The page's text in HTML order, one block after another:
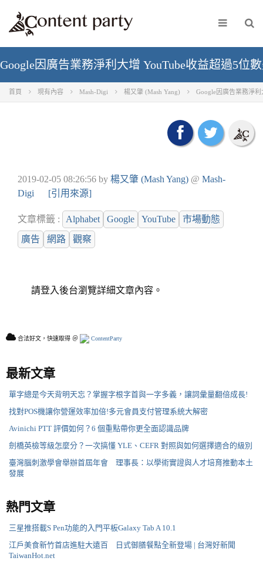
Google因廣告業務淨利大增 YouTube收益超過5位
首頁 現有內容 Mash-Digi 楊又肇 (Mash Yang) Google因廣告業務淨
2019-02-05 08:26:56 by 楊又肇 (Mash Yang) @ Mash-
Digi
[引用來源]
文章標籤 : Alphabet Google YouTube
市場動態
廣告
網路 觀察
請登入後台瀏覽詳細文章內容。
合法好文，快速取得 ＠ ContentParty
最新文章
單字總是今天背明天忘？掌握字根字首與一字多義，讓詞彙量翻倍成長!
找對POS機讓你營運效率加倍!多元會員支付管理系統大解密
Avinichi PTT 評價如何？6 個重點帶你更全面認識品牌
劍橋英檢等級怎麼分？一次搞懂 YLE、CEFR 對照與如何選擇適合的級別
臺灣腦刺激學會舉辦首屆年會 理事長：以學術實證與人才培育推動本土
發展
熱門文章
三星推搭載S Pen功能的入門平板Galaxy Tab A 10.1
江戶美食新竹首店進駐大遠百 日式御膳餐點全新登場 | 台灣好新聞
TaiwanHot.net